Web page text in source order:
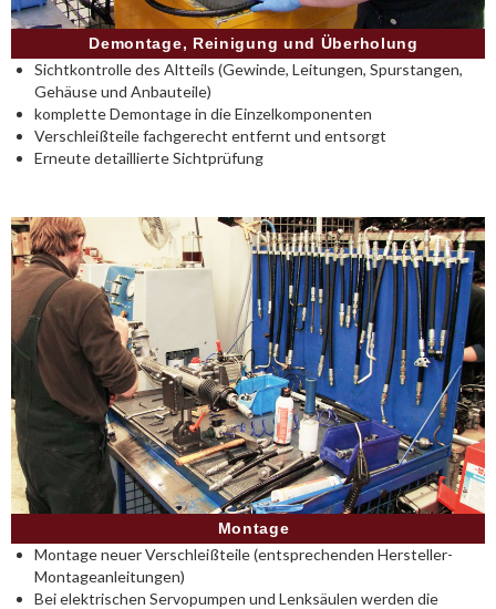
Demontage, Reinigung und Überholung
Sichtkontrolle des Altteils (Gewinde, Leitungen, Spurstangen,
Gehäuse und Anbauteile)
komplette Demontage in die Einzelkomponenten
Verschleißteile fachgerecht entfernt und entsorgt
Erneute detaillierte Sichtprüfung
Montage
Montage neuer Verschleißteile (entsprechenden Hersteller-
Montageanleitungen)
Bei elektrischen Servopumpen und Lenksäulen werden die